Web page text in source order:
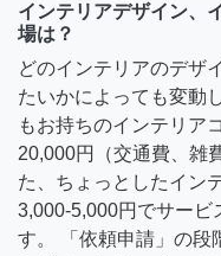
インテリアデザイン、
場は？
どのインテリアのデザ
たいかによっても変動
もお持ちのインテリア
20,000円（交通費、雑
た、ちょっとしたイン
3,000-5,000円でサービ
す。 「依頼申請」の段